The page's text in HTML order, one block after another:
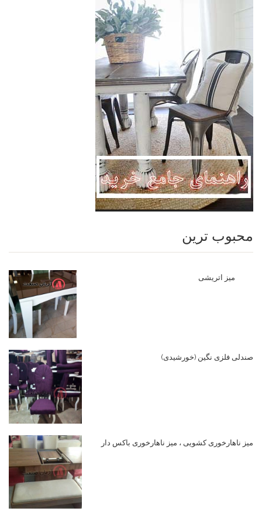
محبوب ترین
میز اتریشی
صندلی فلزی نگین (خورشیدی)
میز ناهارخوری کشویی ، میز ناهارخوری باکس دار